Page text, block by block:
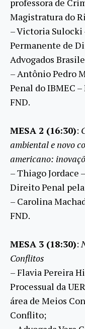
Magistratura do
– Victoria Sulocki
Permanente de
Advogados
– Antônio Pedro
Penal do IBMEC
FND.
MESA 2 (16:30):
ambiental e novo
americano:
– Thiago Jordace
Direito Penal pela
– Carolina
FND.
MESA 3 (18:30):
Conflitos
– Flavia Pereira
Processual da
área de Meios
Conflito;